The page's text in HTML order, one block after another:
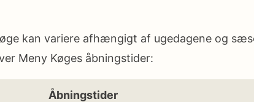
kan variere afhængigt af ugedagene og
Meny Køges åbningstider:
Åbningstider